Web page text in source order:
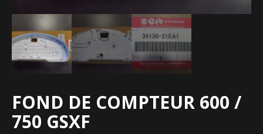
FOND DE COMPTEUR 600 /
750 GSXF